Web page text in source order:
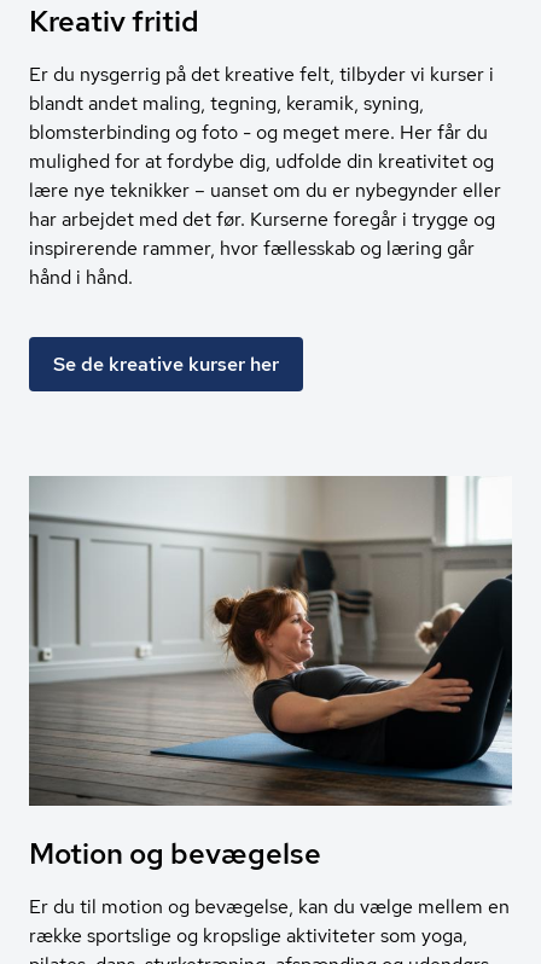
Kreativ fritid
Er du nysgerrig på det kreative felt, tilbyder vi kurser i
blandt andet maling, tegning, keramik, syning,
blomsterbinding og foto - og meget mere. Her får du
mulighed for at fordybe dig, udfolde din kreativitet og
lære nye teknikker – uanset om du er nybegynder eller
har arbejdet med det før. Kurserne foregår i trygge og
inspirerende rammer, hvor fællesskab og læring går
hånd i hånd.
Se de kreative kurser her
Motion og bevægelse
Er du til motion og bevægelse, kan du vælge mellem en
række sportslige og kropslige aktiviteter som yoga,